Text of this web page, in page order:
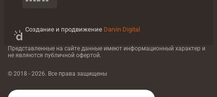
Создание и продвижение Darvin Digital
Представленные на сайте данные имеют информационный характер и
не являются публичной офертой.
© 2018 - 2026. Все права защищены